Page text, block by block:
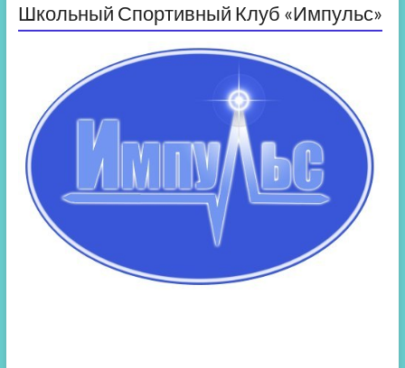
Школьный Спортивный Клуб «Импульс»